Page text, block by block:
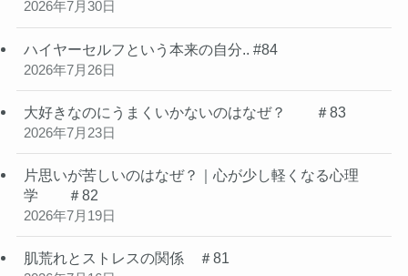
2026年7月30日
ハイヤーセルフという本来の自分.. #84
2026年7月26日
大好きなのにうまくいかないのはなぜ？ ＃83
2026年7月23日
片思いが苦しいのはなぜ？｜心が少し軽くなる心理
学 ＃82
2026年7月19日
肌荒れとストレスの関係 ＃81